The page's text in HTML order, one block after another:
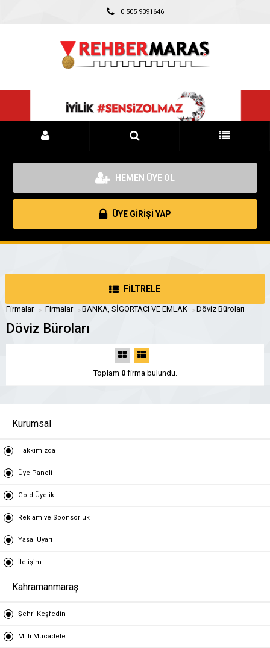
0 505 9391646
HEMEN ÜYE OL
ÜYE GİRİŞİ YAP
FİLTRELE
Firmalar Firmalar BANKA, SİGORTACI VE EMLAK Döviz Büroları
Döviz Büroları
Toplam 0firma bulundu.
Kurumsal
Hakkımızda
Üye Paneli
Gold Üyelik
Reklam ve Sponsorluk
Yasal Uyarı
İletişim
Kahramanmaraş
Şehri Keşfedin
Milli Mücadele